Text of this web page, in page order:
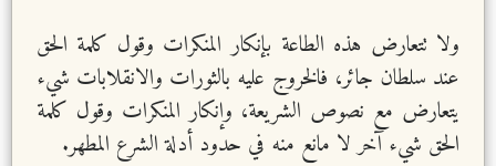
ولا تتعارض هذه الطاعة بإنكار المنكرات وقول كلمة الحق
عند سلطان جائر، فالخروج عليه بالثورات والانقلابات شيء
يتعارض مع نصوص الشريعة، وإنكار المنكرات وقول كلمة
الحق شيء آخر لا مانع منه في حدود أدلة الشرع المطهر.